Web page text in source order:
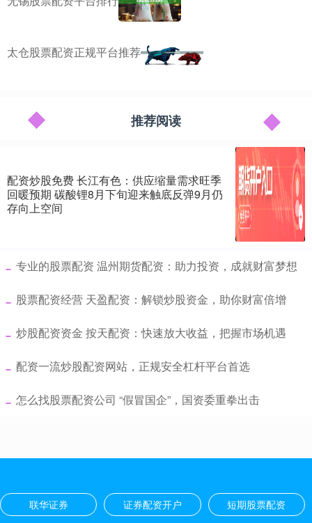
太仓股票配资正规平台推荐
推荐阅读
配资炒股免费 长江有色：供应缩量需求旺季
回暖预期 碳酸锂8月下旬迎来触底反弹9月仍
存向上空间
​专业的股票配资 温州期货配资：助力投资，成就财富梦想
​股票配资经营 天盈配资：解锁炒股资金，助你财富倍增
​炒股配资资金 按天配资：快速放大收益，把握市场机遇
​配资一流炒股配资网站，正规安全杠杆平台首选
​怎么找股票配资公司 “假冒国企”，国资委重拳出击
联华证券 证券配资开户 短期股票配资